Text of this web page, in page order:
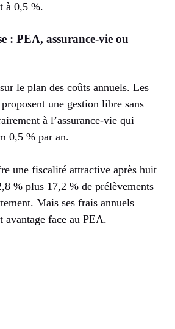
à 0,5 %.
: PEA, assurance-vie ou
le plan des coûts annuels. Les
une gestion libre sans
à l’assurance-vie qui
0,5 % par an.
une fiscalité attractive après huit
% plus 17,2 % de prélèvements
Mais ses frais annuels
avantage face au PEA.